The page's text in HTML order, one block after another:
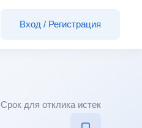
Вход / Регистрация
Срок для отклика истек